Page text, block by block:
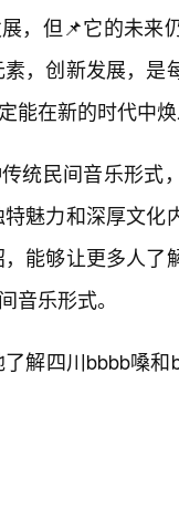
，但📌它的未来
，创新发展，是
能在新的时代中
统民间音乐形式
魅力和深厚文化
能够让更多人了
音乐形式。
解四川bbbb嗓